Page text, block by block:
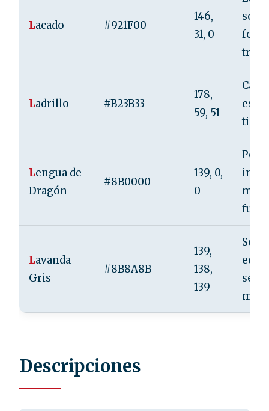
Lacado #921F00
146,
31, 0
Ladrillo #B23B33
178,
59, 51
Lengua de
Dragón
#8B0000
139, 0,
0
Lavanda
Gris
#8B8A8B
139,
138,
139
Descripciones